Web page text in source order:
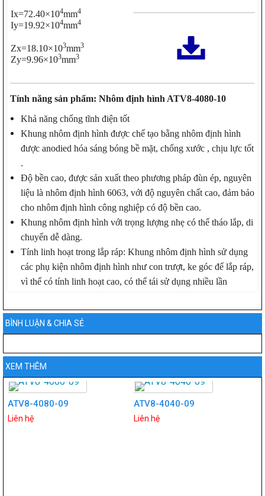
Ix=72.40×104mm4
Iy=19.92×104mm4
Zx=18.10×103mm3
Zy=9.96×103mm3
Tính năng sản phẩm: Nhôm định hình ATV8-4080-10
Khả năng chống tĩnh điện tốt
Khung nhôm định hình được chế tạo bằng nhôm định hình
được anodied hóa sáng bóng bề mặt, chống xước , chịu lực tốt
.
Độ bền cao, được sản xuất theo phương pháp đùn ép, nguyên
liệu là nhôm định hình 6063, với độ nguyên chất cao, đảm bảo
cho nhôm định hình công nghiệp có độ bền cao.
Khung nhôm định hình với trọng lượng nhẹ có thể tháo lắp, di
chuyển dễ dàng.
Tính linh hoạt trong lắp ráp: Khung nhôm định hình sử dụng
các phụ kiện nhôm định hình như con trượt, ke góc để lắp ráp,
vì thế có tính linh hoạt cao, có thể tái sử dụng nhiều lần
BÌNH LUẬN & CHIA SẺ
XEM THÊM
ATV8-4080-09
Liên hệ
ATV8-4040-09
Liên hệ